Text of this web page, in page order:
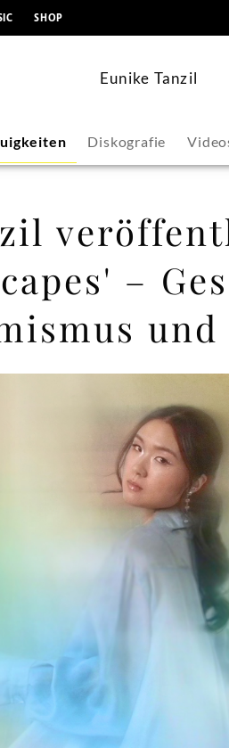
SHOP
Eunike Tanzil
Diskografie
–
und